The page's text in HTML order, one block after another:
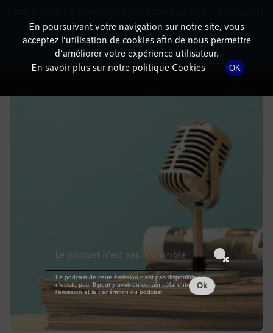
DÉTAILS DE L'ÉPISODE
11 juin 2022à 16h59, durée : Invalid date
En poursuivant votre navigation sur notre site, vous
acceptez l’utilisation de cookies afin de nous permettre
d’améliorer votre expérience utilisateur.
En savoir plus sur notre politique Cookies
OK
dessous pour l'installer.
Non merci Télécharger l'application
Le podcast n'est pas disponible
Le podcast de cette émission n'est pas disponible ou
n'existe pas. Il peut y avoir un certain délai entre la fin de
l'émission et la génération du podcast.
Ok